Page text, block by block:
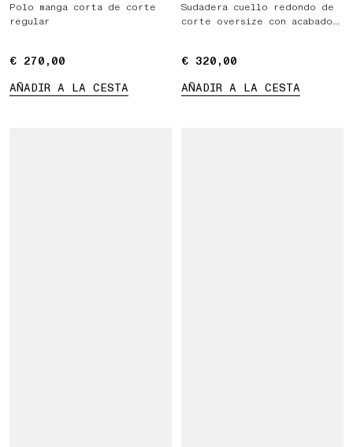
Polo manga corta de corte
regular
€ 270,00
€ 270,00
AÑADIR A LA CESTA
Sudadera cuello redondo de
corte oversize con acabados
€ 320,00
€ 320,00
AÑADIR A LA CESTA